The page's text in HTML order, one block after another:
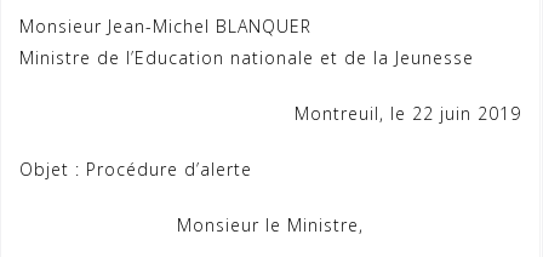
Monsieur Jean-Michel BLANQUER
Ministre de l’Education nationale et de la Jeunesse
Montreuil, le 22 juin 2019
Objet : Procédure d’alerte
Monsieur le Ministre,